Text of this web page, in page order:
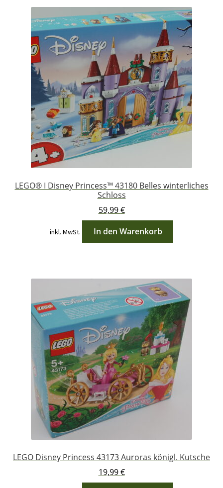
LEGO® I Disney Princess™ 43180 Belles winterliches
Schloss
59,99€
inkl. MwSt. In den Warenkorb
LEGO Disney Princess 43173 Auroras königl. Kutsche
19,99€